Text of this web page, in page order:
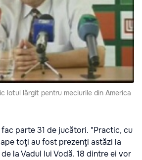
lotul lărgit pentru meciurile din America
parte 31 de jucători. "Practic, cu
toţi au fost prezenţi astăzi la
la Vadul lui Vodă. 18 dintre ei vor